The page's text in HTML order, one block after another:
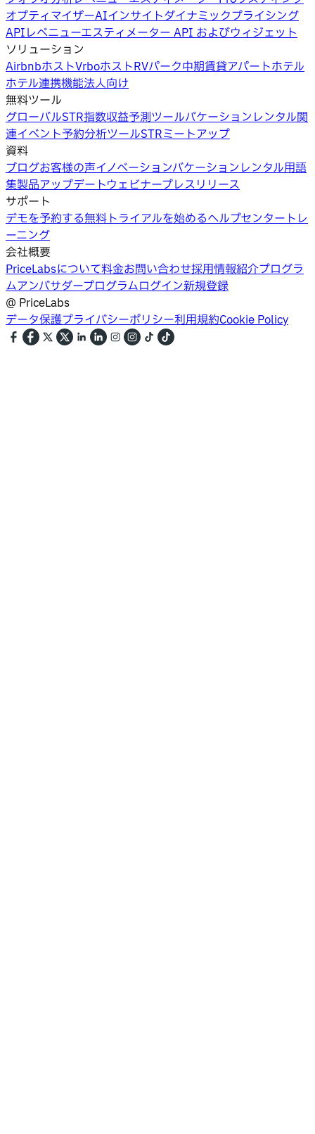
オプティマイザーAIインサイトダイナミックプライシング
APIレベニューエスティメーター API およびウィジェット
ソリューション
AirbnbホストVrboホストRVパーク中期賃貸アパートホテル
ホテル連携機能法人向け
無料ツール
グローバルSTR指数収益予測ツールバケーションレンタル関
連イベント予約分析ツールSTRミートアップ
資料
ブログお客様の声イノベーションバケーションレンタル用語
集製品アップデートウェビナープレスリリース
サポート
デモを予約する無料トライアルを始めるヘルプセンタートレ
ーニング
会社概要
PriceLabsについて料金お問い合わせ採用情報紹介プログラ
ムアンバサダープログラムログイン新規登録
@ PriceLabs
データ保護プライバシーポリシー利用規約Cookie Policy